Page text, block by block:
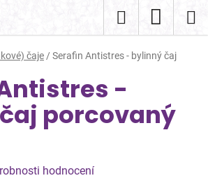
Hledat
KOŠÍK
čaje / Serafin Antistres - bylinný čaj
-
porcovaný
hodnocení